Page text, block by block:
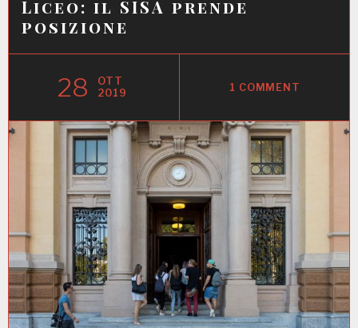
Liceo: il SISA prende
posizione
28
OTT
2019
1 COMMENT